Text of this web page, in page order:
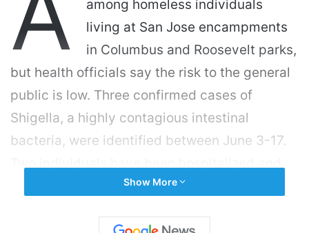
among homeless individuals
living at San Jose encampments
in Columbus and Roosevelt parks,
but health officials say the risk to the general
public is low. Three confirmed cases of
Shigella, a highly contagious intestinal
bacteria, were identified between June 3-17.
four people are being evaluated. There are 19
Show More